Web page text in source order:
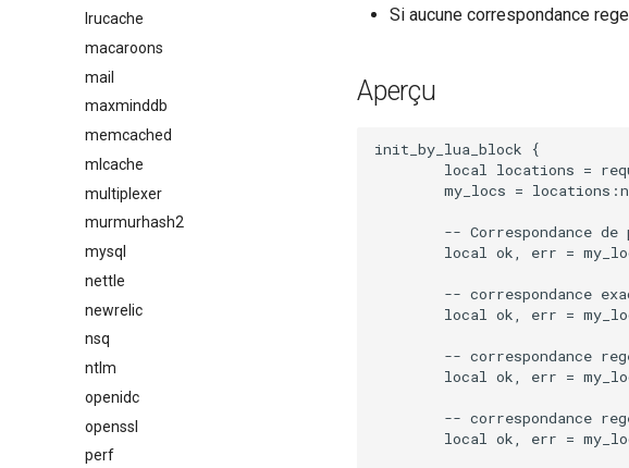
lrucache
macaroons
mail
maxminddb
memcached
mlcache
multiplexer
murmurhash2
mysql
nettle
newrelic
nsq
ntlm
openidc
openssl
perf
Si aucune correspondance
Aperçu
init_by_lua_block {
local locations =
my_locs =
-- Correspondance de
local ok, err =
-- correspondance
local ok, err =
-- correspondance
local ok, err =
-- correspondance
local ok, err =